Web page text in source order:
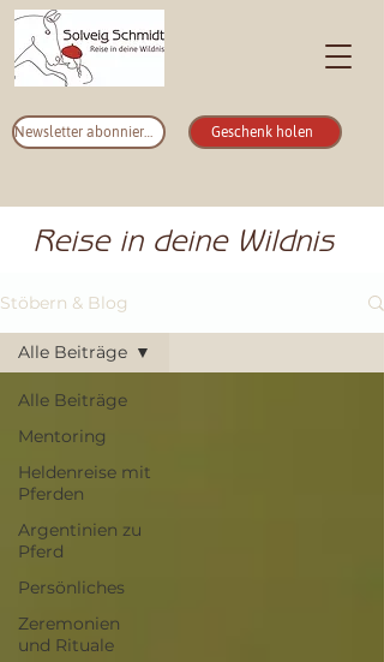
Newsletter abonnieren Geschenk holen
Reise in deine Wildnis
Stöbern & Blog
Alle Beiträge
Mentoring
Heldenreise mit
Pferden
Argentinien zu
Pferd
Persönliches
Zeremonien
und Rituale
Alle Beiträge